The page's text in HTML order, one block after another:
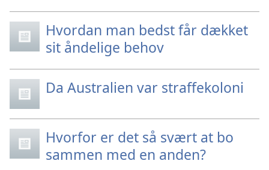
Hvordan man bedst får dækket
sit åndelige behov
Da Australien var straffekoloni
Hvorfor er det så svært at bo
sammen med en anden?